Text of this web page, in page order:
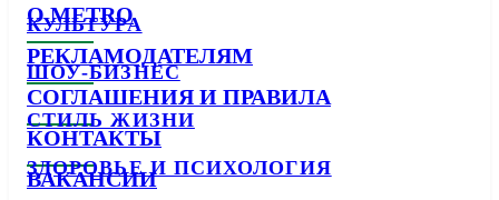
КУЛЬТУРА
ШОУ-БИЗНЕС
СТИЛЬ ЖИЗНИ
ЗДОРОВЬЕ И ПСИХОЛОГИЯ
О METRO
РЕКЛАМОДАТЕЛЯМ
СОГЛАШЕНИЯ И ПРАВИЛА
КОНТАКТЫ
ВАКАНСИИ